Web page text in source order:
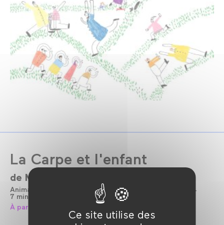
Ce site utilise des
La Carpe et l'enfant
de Morgane Simon
Animation Belgique Sans dialogue
2024
7 min
Cinéma Numérique 2K
Couleur
À partir de 18 mois